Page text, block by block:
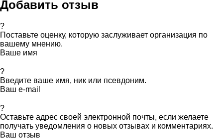
Добавить отзыв
?
Поставьте оценку, которую заслуживает организация по
вашему мнению.
Ваше имя
?
Введите ваше имя, ник или псевдоним.
Ваш e-mail
?
Оставьте адрес своей электронной почты, если желаете
получать уведомления о новых отзывах и комментариях.
Ваш отзыв